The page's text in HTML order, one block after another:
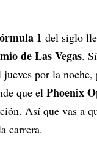
1 del siglo
de Las Vegas.
jueves por la
que el Phoenix
Así que vas a
carrera.